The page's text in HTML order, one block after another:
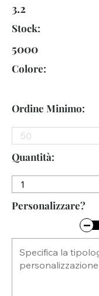
3.2
Stock:
5000
Colore:
Ordine Minimo:
Quantità:
Personalizzare?